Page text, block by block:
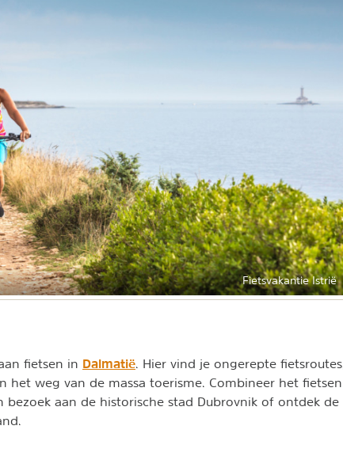
Fietsvakantie Istrië
fietsen in Dalmatië . Hier vind je ongerepte fietsroutes,
het weg van de massa toerisme. Combineer het fietsen
bezoek aan de historische stad Dubrovnik of ontdek de